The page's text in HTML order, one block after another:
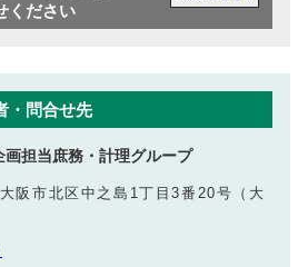
ください
・問合せ先
担当庶務・計理グループ
市北区中之島1丁目3番20号（大